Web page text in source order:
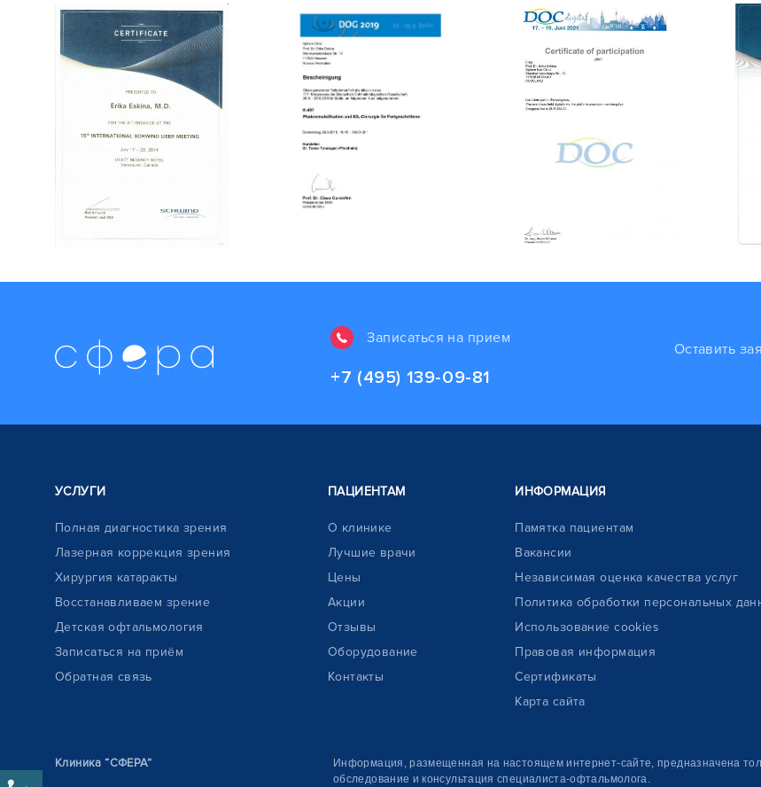
Записаться на прием
+7 (495) 139-09-81
Оставить
УСЛУГИ
Полная диагностика зрения
Лазерная коррекция зрения
Хирургия катаракты
Восстанавливаем зрение
Детская офтальмология
Записаться на приём
Обратная связь
ПАЦИЕНТАМ
О клинике
Лучшие врачи
Цены
Акции
Отзывы
Оборудование
Контакты
ИНФОРМАЦИЯ
Памятка пациентам
Вакансии
Независимая оценка качества услуг
Политика обработки персональных
Использование cookies
Правовая информация
Сертификаты
Карта сайта
Клиника “СФЕРА”
Информация, размещенная на настоящем интернет-сайте, предназначена
обследование и консультация специалиста-офтальмолога.